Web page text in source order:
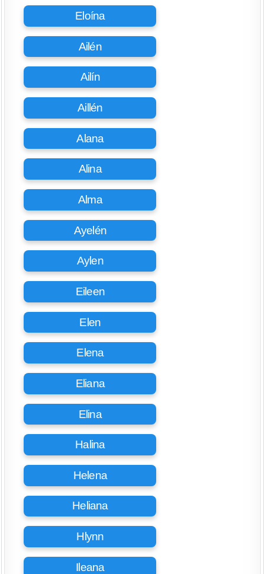
Eloína
Ailén
Ailín
Aillén
Alana
Alina
Alma
Ayelén
Aylen
Eileen
Elen
Elena
Eliana
Elina
Halina
Helena
Heliana
Hlynn
Ileana